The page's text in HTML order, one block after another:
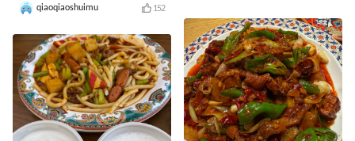
qiaoqiaoshuimu 152